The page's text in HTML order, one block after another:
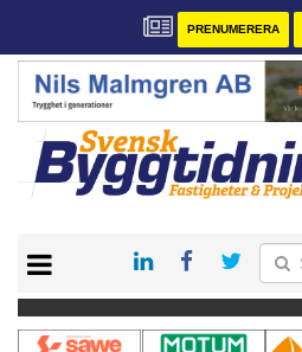
PRENUMERERA
PRENUMERERA